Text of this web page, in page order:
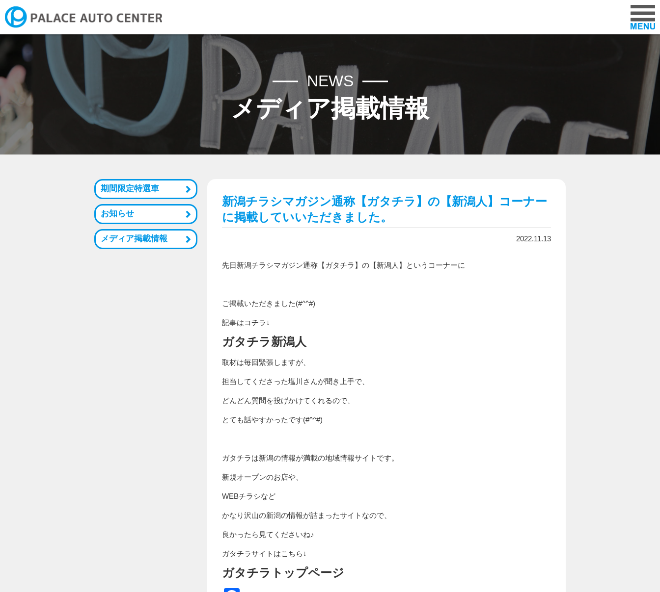
新潟市にお住まいの方へ ご希望の中古車を日本全国からお探しします！お探し専門店認定ディーラー「パレスオートセンター」
CARS
NEWS
ADVICE
RECRUIT
NEWS
メディア掲載情報
期間限定特選車
お知らせ
メディア掲載情報
新潟チラシマガジン通称【ガタチラ】の【新潟人】コーナー
に掲載していいただきました。
2022.11.13
先日新潟チラシマガジン通称【ガタチラ】の【新潟人】というコーナーに
ご掲載いただきました(#^^#)
記事はコチラ↓
ガタチラ新潟人
取材は毎回緊張しますが、
担当してくださった塩川さんが聞き上手で、
どんどん質問を投げかけてくれるので、
とても話やすかったです(#^^#)
ガタチラは新潟の情報が満載の地域情報サイトです。
新規オープンのお店や、
WEBチラシなど
かなり沢山の新潟の情報が詰まったサイトなので、
良かったら見てくださいね♪
ガタチラサイトはこちら↓
ガタチラトップページ